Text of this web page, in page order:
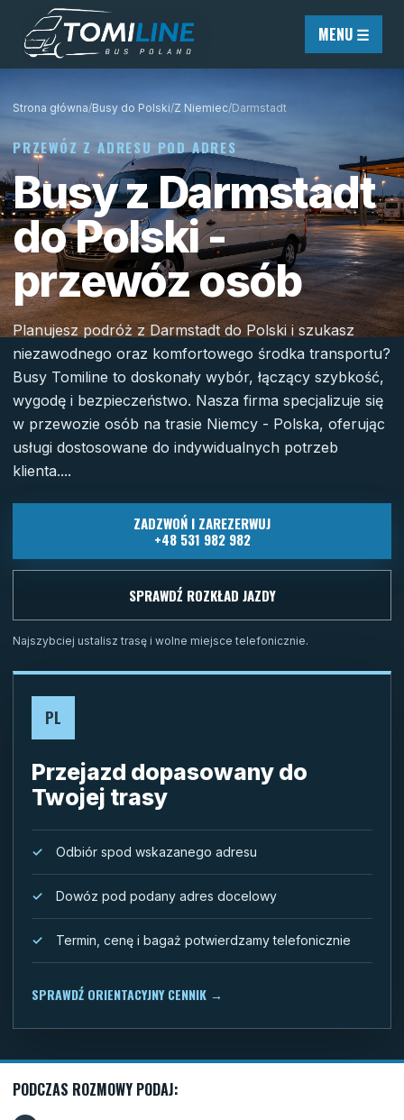
Przejdź do treści
MENU ☰
Strona główna/Busy do Polski/Z Niemiec/Darmstadt
PRZEWÓZ Z ADRESU POD ADRES
Busy z Darmstadt
do Polski -
przewóz osób
Planujesz podróż z Darmstadt do Polski i szukasz
niezawodnego oraz komfortowego środka transportu?
Busy Tomiline to doskonały wybór, łączący szybkość,
wygodę i bezpieczeństwo. Nasza firma specjalizuje się
w przewozie osób na trasie Niemcy - Polska, oferując
usługi dostosowane do indywidualnych potrzeb
klienta....
ZADZWOŃ I ZAREZERWUJ
+48 531 982 982
SPRAWDŹ ROZKŁAD JAZDY
Najszybciej ustalisz trasę i wolne miejsce telefonicznie.
PL
Przejazd dopasowany do
Twojej trasy
Odbiór spod wskazanego adresu
Dowóz pod podany adres docelowy
Termin, cenę i bagaż potwierdzamy telefonicznie
SPRAWDŹ ORIENTACYJNY CENNIK →
PODCZAS ROZMOWY PODAJ: